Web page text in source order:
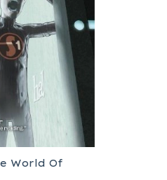
World Of